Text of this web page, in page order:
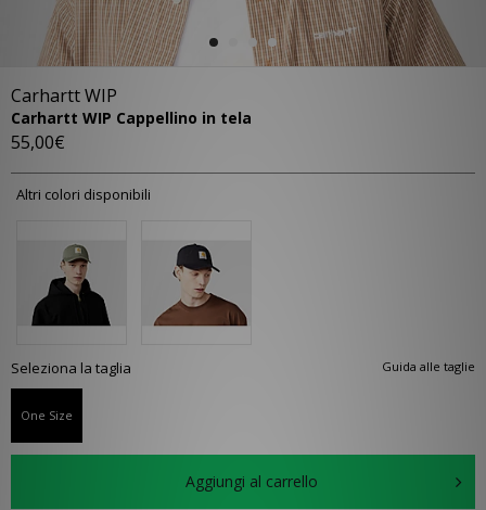
Carhartt WIP
Carhartt WIP Cappellino in tela
55,00€
Altri colori disponibili
Guida alle taglie
Seleziona la taglia
One Size
Aggiungi al carrello